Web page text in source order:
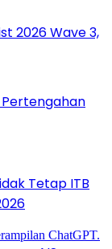
2026 Wave 3,
Tetap ITB